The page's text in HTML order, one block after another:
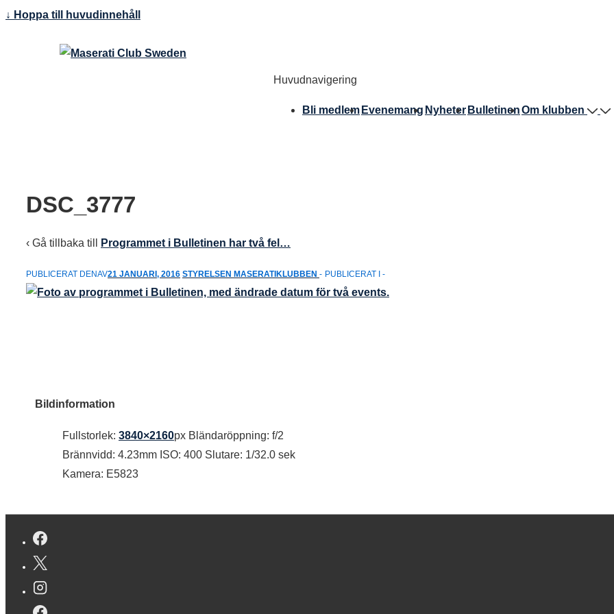
↓ Hoppa till huvudinnehåll
Huvudnavigering
Bli medlem Evenemang Nyheter BulletinenOm klubben
DSC_3777
‹ Gå tillbaka till Programmet i Bulletinen har två fel…
PUBLICERAT DENAV21 JANUARI, 2016 STYRELSEN MASERATIKLUBBEN PUBLICERAT I
Bildinformation
Fullstorlek: 3840×2160px Bländaröppning: f/2
Brännvidd: 4.23mm ISO: 400 Slutare: 1/32.0 sek
Kamera: E5823